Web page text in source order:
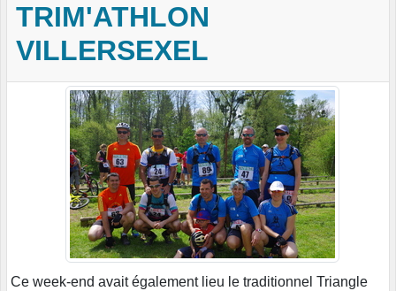
TRIM'ATHLON
VILLERSEXEL
Ce week-end avait également lieu le traditionnel Triangle